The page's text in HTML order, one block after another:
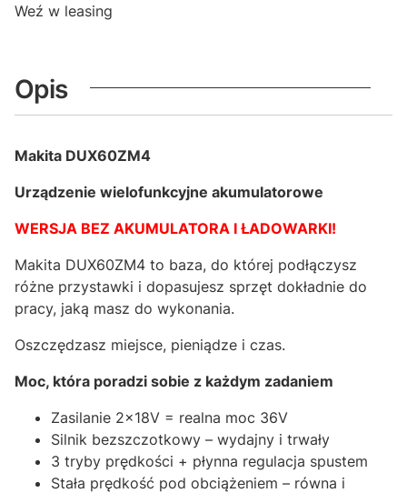
Weź w leasing
Opis
Makita DUX60ZM4
Urządzenie wielofunkcyjne akumulatorowe
WERSJA BEZ AKUMULATORA I ŁADOWARKI!
Makita DUX60ZM4 to baza, do której podłączysz
różne przystawki i dopasujesz sprzęt dokładnie do
pracy, jaką masz do wykonania.
Oszczędzasz miejsce, pieniądze i czas.
Moc, która poradzi sobie z każdym zadaniem
Zasilanie 2x18V = realna moc 36V
Silnik bezszczotkowy – wydajny i trwały
3 tryby prędkości + płynna regulacja spustem
Stała prędkość pod obciążeniem – równa i